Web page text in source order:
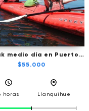
medio día en Puerto
Varas
$55.000
horas Llanquihue